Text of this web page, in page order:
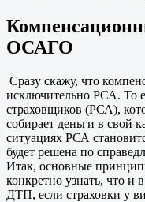
ОСАГО
Сразу скажу, что
исключительно РСА. То
страховщиков (РСА),
собирает деньги в свой
ситуациях РСА
будет решена по
Итак, основные
конкретно узнать, что и
ДТП, если страховки у